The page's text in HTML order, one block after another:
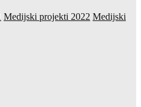
Medijski projekti 2022 Medijski